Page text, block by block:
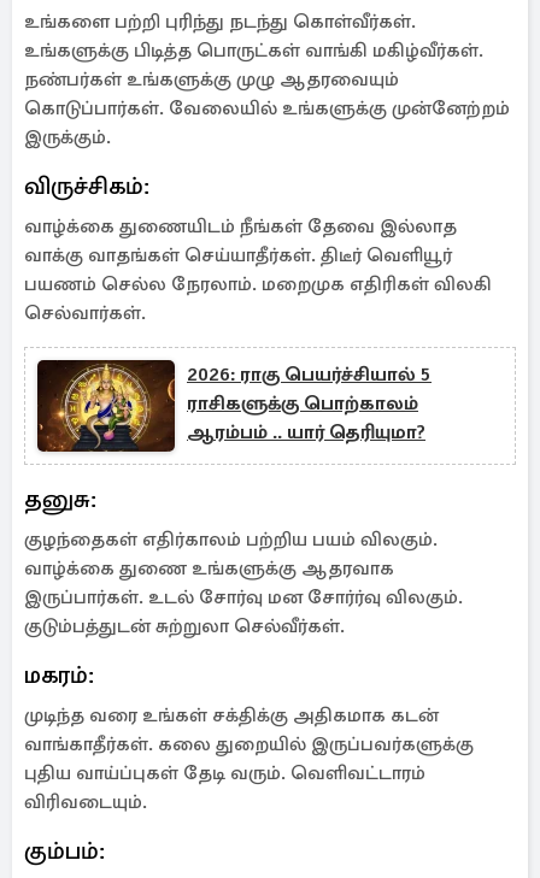
உங்களை பற்றி புரிந்து நடந்து கொள்வீர்கள்.
உங்களுக்கு பிடித்த பொருட்கள் வாங்கி மகிழ்வீர்கள்.
நண்பர்கள் உங்களுக்கு முழு ஆதரவையும்
கொடுப்பார்கள். வேலையில் உங்களுக்கு முன்னேற்றம்
இருக்கும்.
விருச்சிகம்:
வாழ்க்கை துணையிடம் நீங்கள் தேவை இல்லாத
வாக்கு வாதங்கள் செய்யாதீர்கள். திடீர் வெளியூர்
பயணம் செல்ல நேரலாம். மறைமுக எதிரிகள் விலகி
செல்வார்கள்.
2026: ராகு பெயர்ச்சியால் 5
ராசிகளுக்கு பொற்காலம்
ஆரம்பம் .. யார் தெரியுமா?
தனுசு:
குழந்தைகள் எதிர்காலம் பற்றிய பயம் விலகும்.
வாழ்க்கை துணை உங்களுக்கு ஆதரவாக
இருப்பார்கள். உடல் சோர்வு மன சோர்ர்வு விலகும்.
குடும்பத்துடன் சுற்றுலா செல்வீர்கள்.
மகரம்:
முடிந்த வரை உங்கள் சக்திக்கு அதிகமாக கடன்
வாங்காதீர்கள். கலை துறையில் இருப்பவர்களுக்கு
புதிய வாய்ப்புகள் தேடி வரும். வெளிவட்டாரம்
விரிவடையும்.
கும்பம்: